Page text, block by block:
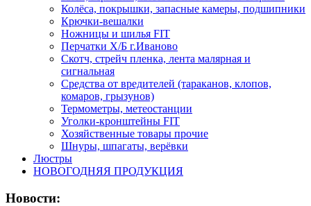
Колёса, покрышки, запасные камеры, подшипники
Крючки-вешалки
Ножницы и шилья FIT
Перчатки Х/Б г.Иваново
Скотч, стрейч пленка, лента малярная и
сигнальная
Средства от вредителей (тараканов, клопов,
комаров, грызунов)
Термометры, метеостанции
Уголки-кронштейны FIT
Хозяйственные товары прочие
Шнуры, шпагаты, верёвки
Люстры
НОВОГОДНЯЯ ПРОДУКЦИЯ
Новости: